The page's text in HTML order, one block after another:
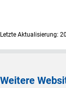
Letzte Aktualisierung:
Weitere